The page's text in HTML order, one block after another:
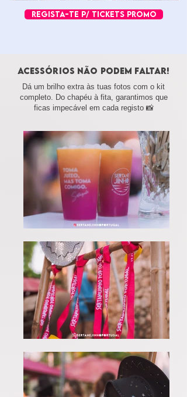
REGISTA-TE P/ TICKETS PROMO
ACESSÓRIOs não podem faltar!
Dá um brilho extra às tuas fotos com o kit
completo. Do chapéu à fita, garantimos que
ficas impecável em cada registo 📸